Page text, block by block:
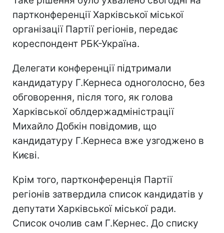
партконференції Харківської міської
організації Партії регіонів, передає
кореспондент РБК-Україна.
Делегати конференції підтримали
кандидатуру Г.Кернеса одноголосно, без
обговорення, після того, як голова
Харківської облдержадміністрації
Михайло Добкін повідомив, що
кандидатуру Г.Кернеса вже узгоджено в
Києві.
Крім того, партконференція Партії
регіонів затвердила список кандидатів у
депутати Харківської міської ради.
Список очолив сам Г.Кернес. До списку